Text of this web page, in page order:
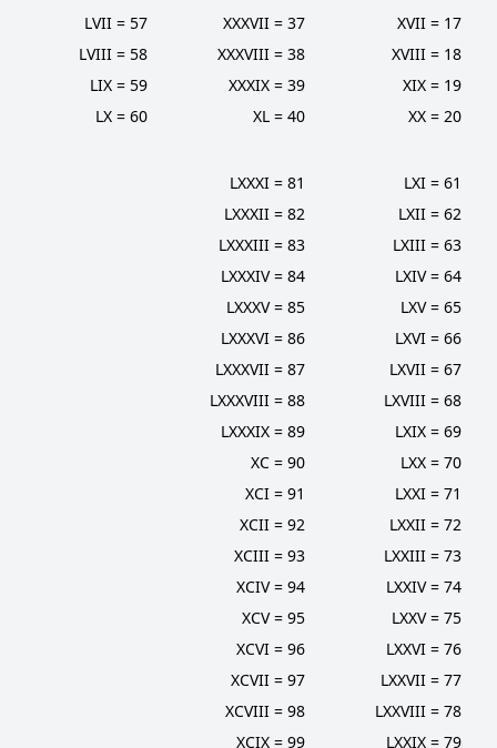
17 = XVII
18 = XVIII
19 = XIX
20 = XX
37 = XXXVII
38 = XXXVIII
39 = XXXIX
40 = XL
57 = LVII
58 = LVIII
59 = LIX
60 = LX
61 = LXI
62 = LXII
63 = LXIII
64 = LXIV
65 = LXV
66 = LXVI
67 = LXVII
68 = LXVIII
69 = LXIX
70 = LXX
71 = LXXI
72 = LXXII
73 = LXXIII
74 = LXXIV
75 = LXXV
76 = LXXVI
77 = LXXVII
78 = LXXVIII
79 = LXXIX
81 = LXXXI
82 = LXXXII
83 = LXXXIII
84 = LXXXIV
85 = LXXXV
86 = LXXXVI
87 = LXXXVII
88 = LXXXVIII
89 = LXXXIX
90 = XC
91 = XCI
92 = XCII
93 = XCIII
94 = XCIV
95 = XCV
96 = XCVI
97 = XCVII
98 = XCVIII
99 = XCIX